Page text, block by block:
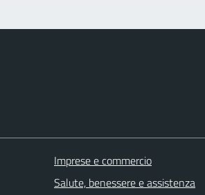
Imprese e commercio
Salute, benessere e assistenza